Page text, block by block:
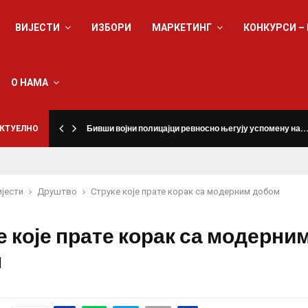
ВИЈЕСТИ ИЗБОРИ МАРКЕТИНГ КОНКУРСИ
О НАМА
Бивши војни полицајци ревносно његују успомену на…
Друштво Струке које прате корак са модерним добом
које прате корак са